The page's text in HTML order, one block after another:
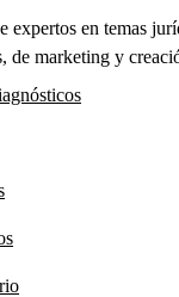
expertos en temas
de marketing y